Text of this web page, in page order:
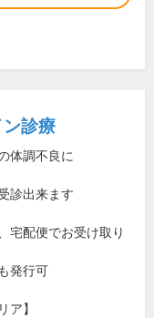
診療
体調不良に
診出来ます
宅配便でお受け取り
発行可
ア】